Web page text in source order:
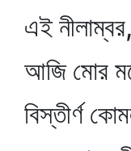
এই
আজি মোর
বিস্তীর্ণ